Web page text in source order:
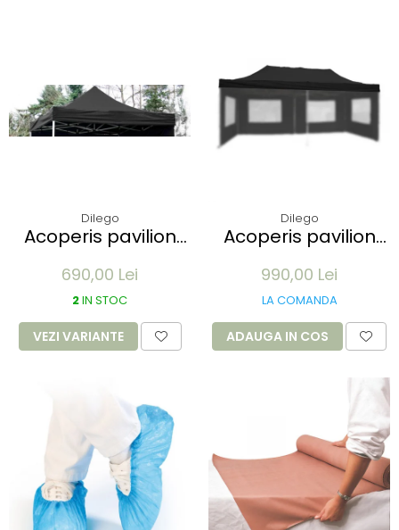
Dilego
Acoperis pavilion
diverse culori
690,00 Lei
2IN STOC
VEZI VARIANTE
Dilego
Acoperis pavilion
990,00 Lei
LA COMANDA
ADAUGA IN COS